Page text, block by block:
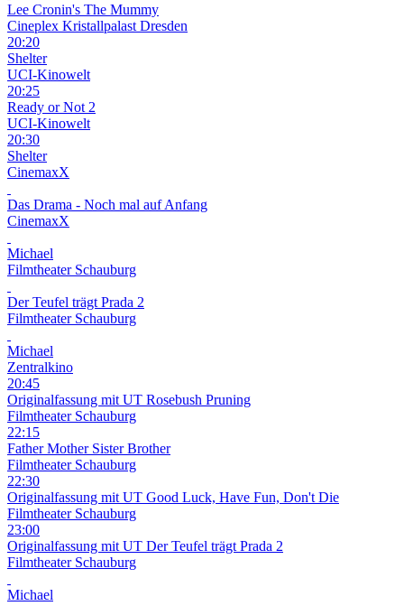
Lee Cronin's The Mummy
Cineplex Kristallpalast Dresden
20:20
Shelter
UCI-Kinowelt
20:25
Ready or Not 2
UCI-Kinowelt
20:30
Shelter
CinemaxX
Das Drama - Noch mal auf Anfang
CinemaxX
Michael
Filmtheater Schauburg
Der Teufel trägt Prada 2
Filmtheater Schauburg
Michael
Zentralkino
20:45
Originalfassung mit UT Rosebush Pruning
Filmtheater Schauburg
22:15
Father Mother Sister Brother
Filmtheater Schauburg
22:30
Originalfassung mit UT Good Luck, Have Fun, Don't Die
Filmtheater Schauburg
23:00
Originalfassung mit UT Der Teufel trägt Prada 2
Filmtheater Schauburg
Michael